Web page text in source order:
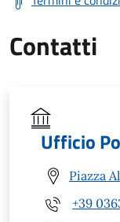
Contatti
Ufficio
Piazza
+39